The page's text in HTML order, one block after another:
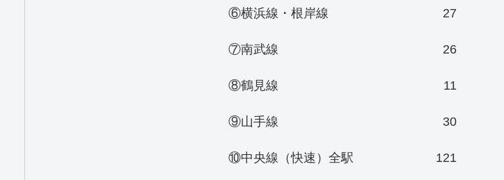
⑥横浜線・根岸線 27
⑦南武線 26
⑧鶴見線 11
⑨山手線 30
⑩中央線（快速）全駅 121